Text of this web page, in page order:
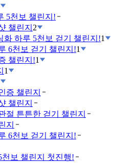
5천보 챌린지!
챌린지 2
화 하루 5천보 걷기 챌린지!1
6천보 걷기 챌린지!1
챌린지!1
1
증 챌린지
챌린지
절 튼튼한 걷기 챌린지
지
6천보 걷기 챌린지!
보 챌린지 첫진행!